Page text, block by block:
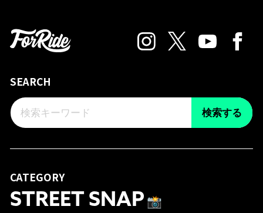
SEARCH
検索する
CATEGORY
STREET SNAP 📸